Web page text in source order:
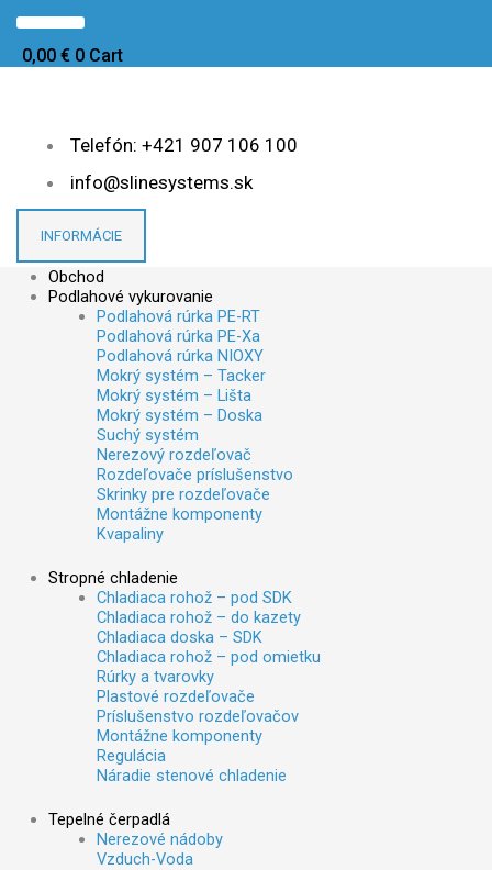
obsah
0,00 € 0 Cart
Telefón: +421 907 106 100
info@slinesystems.sk
INFORMÁCIE
Obchod
Podlahové vykurovanie
Podlahová rúrka PE-RT
Podlahová rúrka PE-Xa
Podlahová rúrka NIOXY
Mokrý systém – Tacker
Mokrý systém – Lišta
Mokrý systém – Doska
Suchý systém
Nerezový rozdeľovač
Rozdeľovače príslušenstvo
Skrinky pre rozdeľovače
Montážne komponenty
Kvapaliny
Stropné chladenie
Chladiaca rohož – pod SDK
Chladiaca rohož – do kazety
Chladiaca doska – SDK
Chladiaca rohož – pod omietku
Rúrky a tvarovky
Plastové rozdeľovače
Príslušenstvo rozdeľovačov
Montážne komponenty
Regulácia
Náradie stenové chladenie
Tepelné čerpadlá
Nerezové nádoby
Vzduch-Voda
Chladiaca
doska
SDK
Systems®
Chladiaca
doska
SDK
Systems®